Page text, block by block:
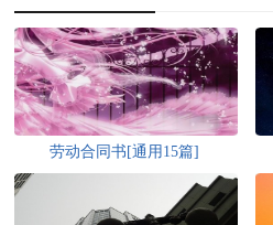
劳动合同书[通用15篇]